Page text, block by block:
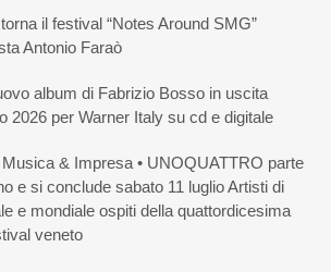
il festival “Notes Around SMG”
Antonio Faraò
album di Fabrizio Bosso in uscita
2026 per Warner Italy su cd e digitale
& Impresa • UNOQUATTRO parte
e si conclude sabato 11 luglio Artisti di
e mondiale ospiti della quattordicesima
veneto